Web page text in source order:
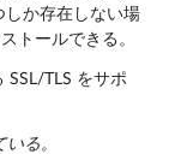
しか存在しない場
トールできる。
SSL/TLS をサポ
る。